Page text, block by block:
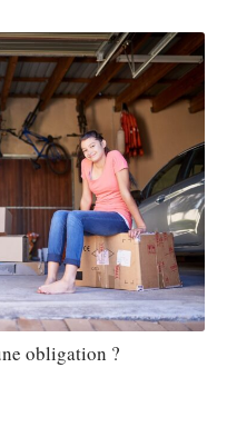
obligation ?